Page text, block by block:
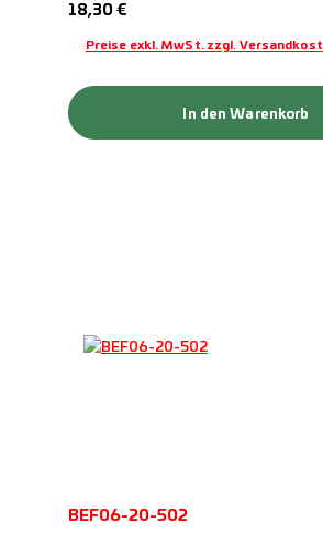
Regulärer Preis:
18,30 €
Preise exkl. MwSt. zzgl.
In den Warenkorb
BEF06-20-502